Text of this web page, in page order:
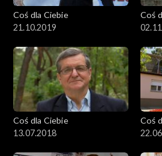
Coś dla Ciebie
21.10.2019
Coś
Coś dla Ciebie
13.07.2018
Coś